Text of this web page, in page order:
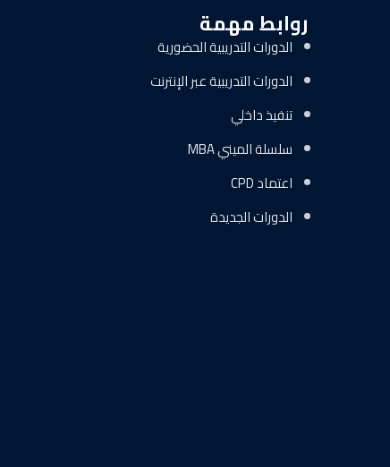
روابط مهمة
الدورات التدريبية الحضورية
الدورات التدريبية عبر الإنترنت
تنفيذ داخلي
سلسلة الميني MBA
اعتماد CPD
الدورات الجديدة